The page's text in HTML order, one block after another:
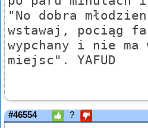
"No dobra
wstawaj, pociąg
wypchany i nie ma
miejsc". YAFUD
#46554 ?